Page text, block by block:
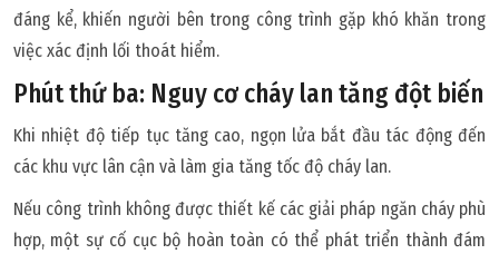
đáng kể, khiến người bên trong công trình gặp khó khăn trong
việc xác định lối thoát hiểm.
Phút thứ ba: Nguy cơ cháy lan tăng đột biến
Khi nhiệt độ tiếp tục tăng cao, ngọn lửa bắt đầu tác động đến
các khu vực lân cận và làm gia tăng tốc độ cháy lan.
Nếu công trình không được thiết kế các giải pháp ngăn cháy phù
hợp, một sự cố cục bộ hoàn toàn có thể phát triển thành đám